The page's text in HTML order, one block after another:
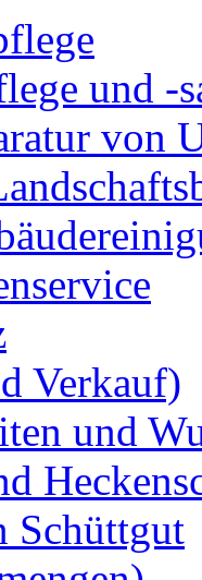
und -
von
Verkauf)
und
Schüttgut